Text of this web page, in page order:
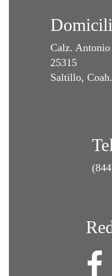
Calz.
25315
Saltillo,